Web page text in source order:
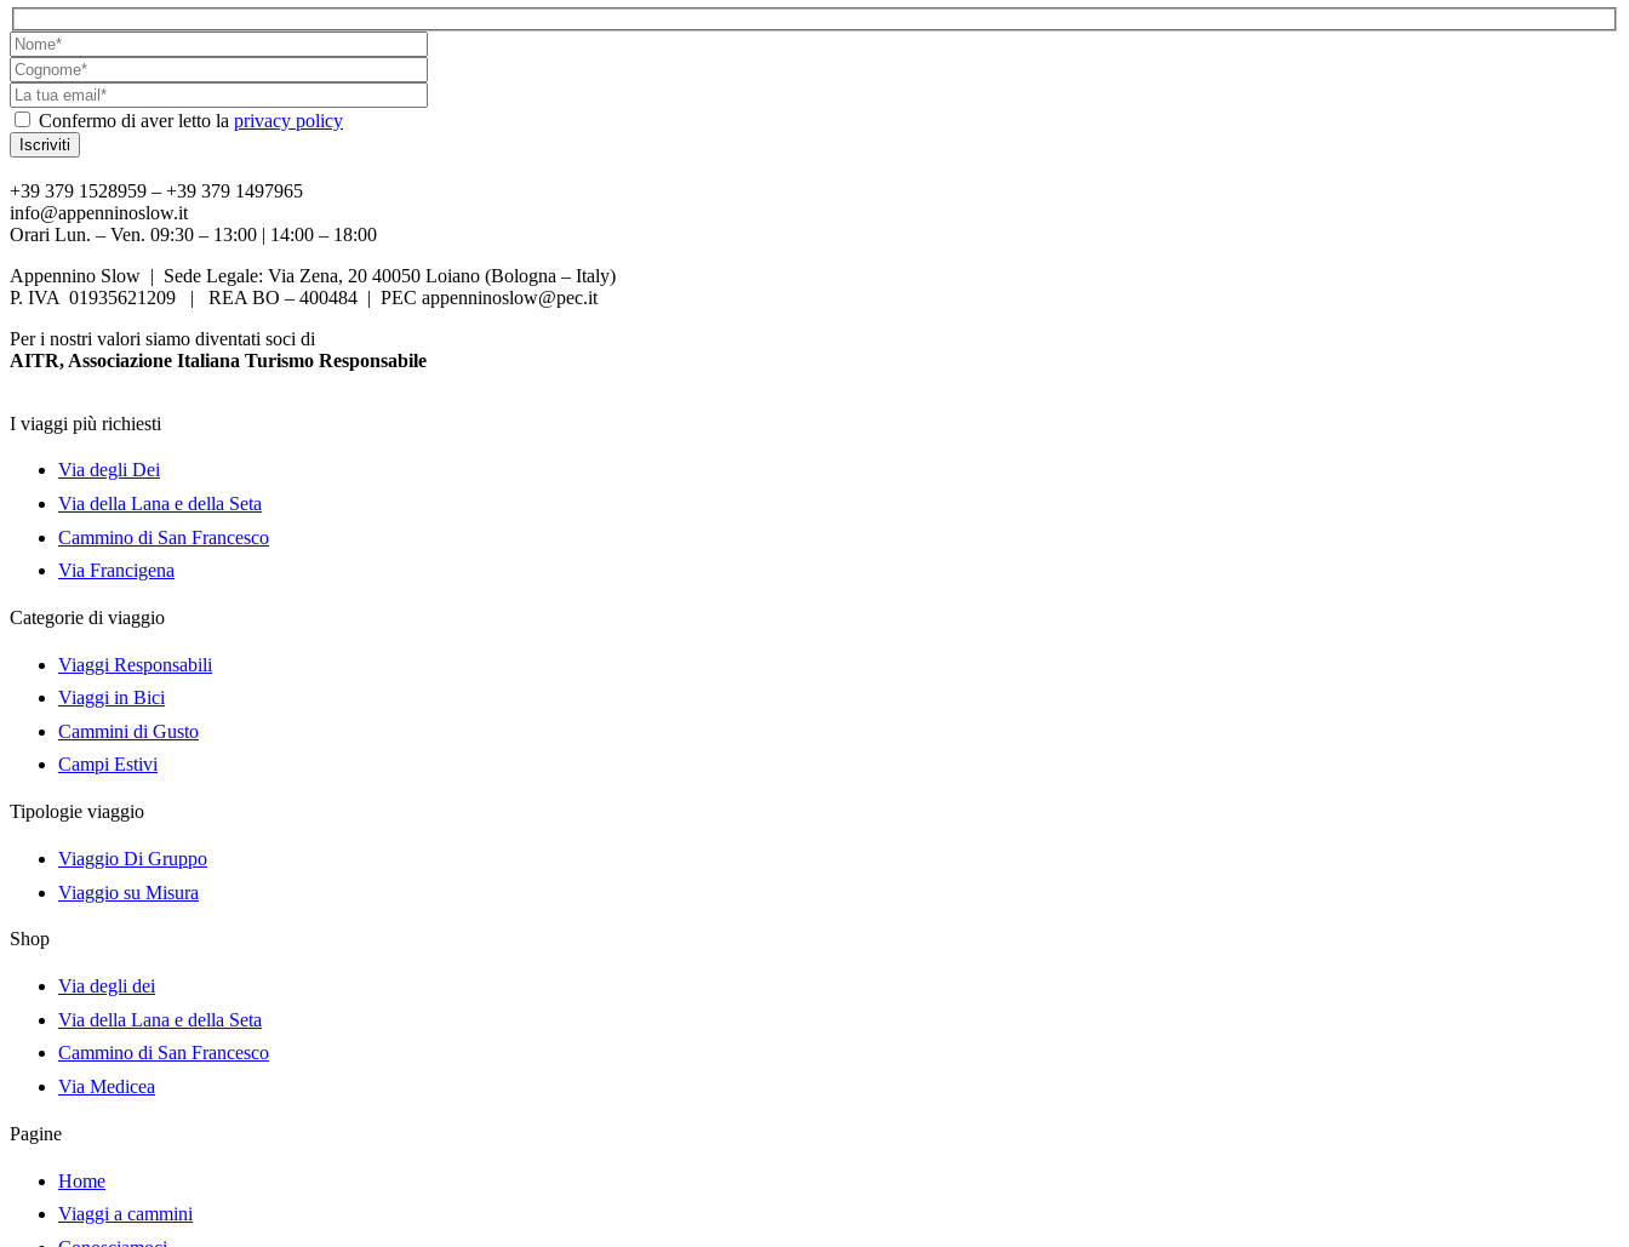
Confermo di aver letto la privacy policy
+39 379 1528959 – +39 379 1497965
info@appenninoslow.it
Orari Lun. – Ven. 09:30 – 13:00 | 14:00 – 18:00
Appennino Slow | Sede Legale: Via Zena, 20 40050 Loiano (Bologna – Italy)
P. IVA 01935621209 | REA BO – 400484 | PEC appenninoslow@pec.it
Per i nostri valori siamo diventati soci di
AITR, Associazione Italiana Turismo Responsabile
I viaggi più richiesti
Via degli Dei
Via della Lana e della Seta
Cammino di San Francesco
Via Francigena
Categorie di viaggio
Viaggi Responsabili
Viaggi in Bici
Cammini di Gusto
Campi Estivi
Tipologie viaggio
Viaggio Di Gruppo
Viaggio su Misura
Shop
Via degli dei
Via della Lana e della Seta
Cammino di San Francesco
Via Medicea
Pagine
Home
Viaggi a cammini